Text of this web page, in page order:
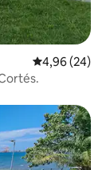
Évaluation
4,96 (24)